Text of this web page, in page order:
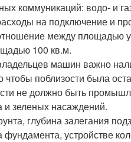
коммуникаций: водо- и
на подключение и
между площадью
100 кв.м.
машин важно
чтобы поблизости была
не должно быть
зеленых насаждений.
глубина залегания
устройстве